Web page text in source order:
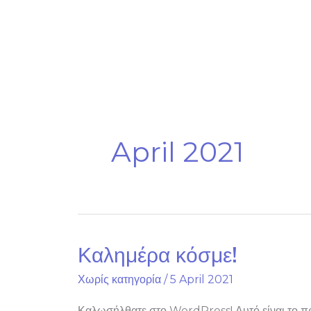
April 2021
Καλημέρα κόσμε!
Χωρίς κατηγορία /5 April 2021
Καλημέρα
κόσμε!